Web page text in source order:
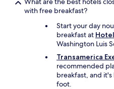
with free breakfast?
Start your day
breakfast at
Washington Luis
Transamerica
recommended
breakfast, and it's
foot.